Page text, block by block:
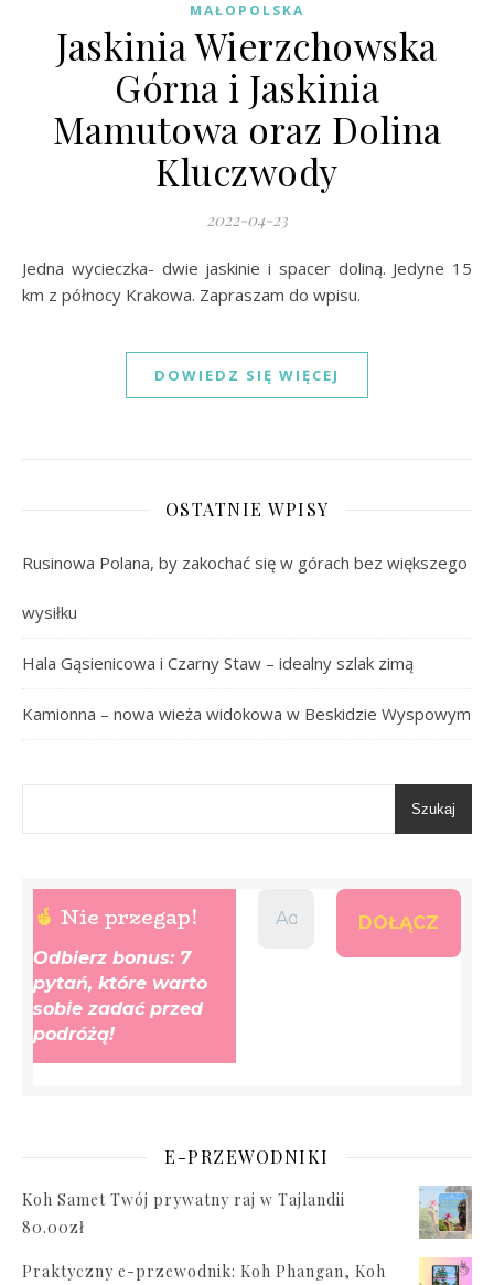
MAŁOPOLSKA
Jaskinia Wierzchowska
Górna i Jaskinia
Mamutowa oraz Dolina
Kluczwody
2022-04-23
Jedna wycieczka- dwie jaskinie i spacer doliną. Jedyne 15
km z północy Krakowa. Zapraszam do wpisu.
DOWIEDZ SIĘ WIĘCEJ
OSTATNIE WPISY
Rusinowa Polana, by zakochać się w górach bez większego
wysiłku
Hala Gąsienicowa i Czarny Staw – idealny szlak zimą
Kamionna – nowa wieża widokowa w Beskidzie Wyspowym
Szukaj
Nie przegap!
Odbierz bonus: 7
pytań, które warto
sobie zadać przed
podróżą!
E-PRZEWODNIKI
Koh Samet Twój prywatny raj w Tajlandii
80.00zł
Praktyczny e-przewodnik: Koh Phangan, Koh